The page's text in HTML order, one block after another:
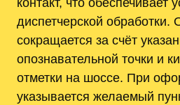
диспетчерской обработки.
сокращается за счёт
опознавательной точки и
отметки на шоссе. При
указывается желаемый